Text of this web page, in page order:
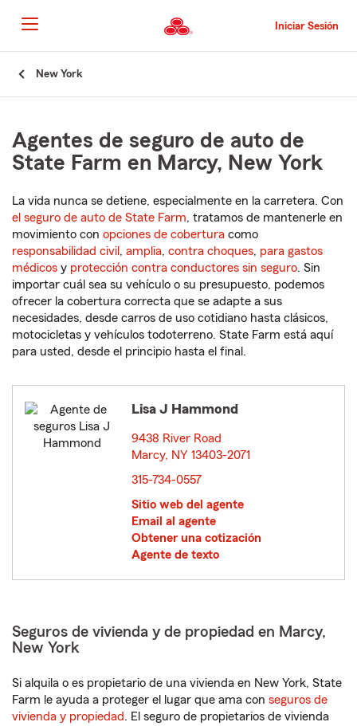
al
contenido
principal
Iniciar Sesión
New York
Agentes de seguro de auto de
State Farm en Marcy, New York
La vida nunca se detiene, especialmente en la carretera. Con
el seguro de auto de State Farm, tratamos de mantenerle en
movimiento con opciones de cobertura como
responsabilidad civil , amplia, contra choques, para gastos
médicos y protección contra conductores sin seguro. Sin
importar cuál sea su vehículo o su presupuesto, podemos
ofrecer la cobertura correcta que se adapte a sus
necesidades, desde carros de uso cotidiano hasta clásicos,
motocicletas y vehículos todoterreno. State Farm está aquí
para usted, desde el principio hasta el final.
Lisa J Hammond
9438 River Road
Marcy, NY 13403-2071
315-734-0557
Sitio web del agente
Email al agente
Obtener una cotización
Agente de texto
Seguros de vivienda y de propiedad en Marcy,
New York
Si alquila o es propietario de una vivienda en New York, State
Farm le ayuda a proteger el lugar que ama con seguros de
vivienda y propiedad. El seguro de propietarios de vivienda